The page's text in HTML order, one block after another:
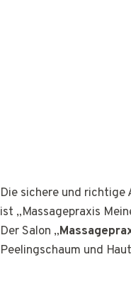
Die sichere und richtige
ist „Massagepraxis
Der Salon „
Peelingschaum und